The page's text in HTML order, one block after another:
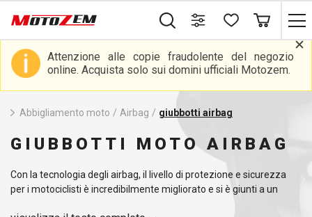
Attenzione alle copie fraudolente del negozio
online. Acquista solo sui domini ufficiali Motozem.
Abbigliamento moto / Airbag / giubbotti airbag
GIUBBOTTI MOTO AIRBAG
Con la tecnologia degli airbag, il livello di protezione e sicurezza
per i motociclisti è incredibilmente migliorato e si è giunti a un